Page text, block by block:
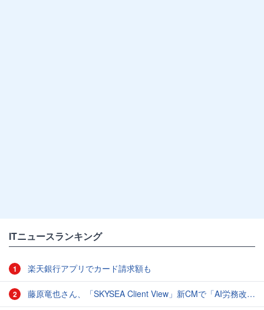
ITニュースランキング
1 楽天銀行アプリでカード請求額も
2 藤原竜也さん、「SKYSEA Client View」新CMで「AI労務改善」をアピール 働き方をAIが分析したら「すぐに休んで」と言われる？